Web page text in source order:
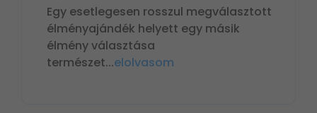
Egy esetlegesen rosszul megválasztott
élményajándék helyett egy másik
élmény választása
természet...elolvasom